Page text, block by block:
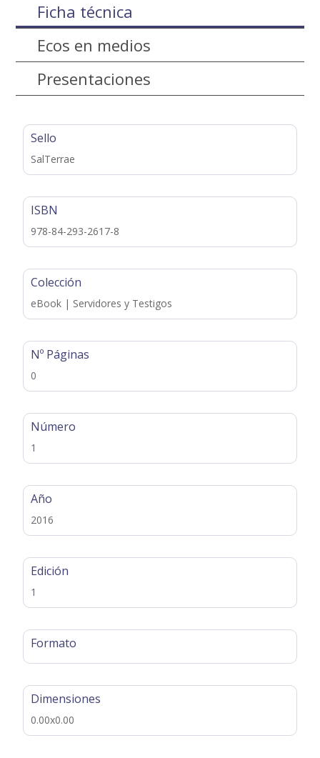
Ficha técnica
Ecos en medios
Presentaciones
Sello
SalTerrae
ISBN
978-84-293-2617-8
Colección
eBook | Servidores y Testigos
Nº Páginas
0
Número
1
Año
2016
Edición
1
Formato
Dimensiones
0.00x0.00